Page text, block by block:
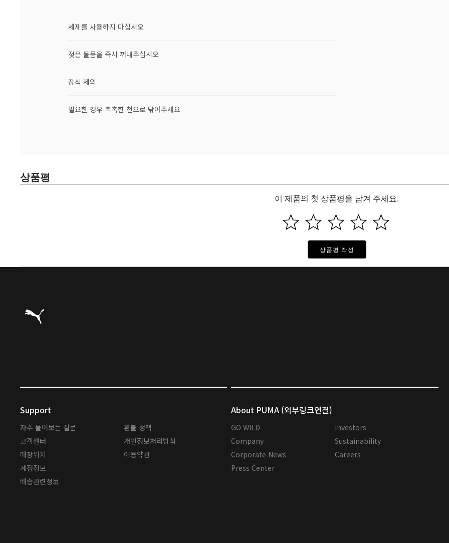
세제를 사용하지 마십시오
젖은 물품을 즉시 꺼내주십시오
장식 제외
필요한 경우 촉촉한 천으로 닦아주세요
상품평
이 제품의 첫 상품평을 남겨 주세요.
상품평 작성
푸마 홈
Support
자주 물어보는 질문
고객센터
매장위치
계정정보
배송관련정보
환불 정책
개인정보처리방침
이용약관
About PUMA (외부링크연결)
GO WILD
Company
Corporate News
Press Center
Investors
Sustainability
Careers